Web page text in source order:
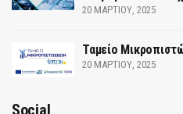
20 ΜΑΡΤΊΟΥ, 2025
Ταμείο
20 ΜΑΡΤΊΟΥ, 2025
Social